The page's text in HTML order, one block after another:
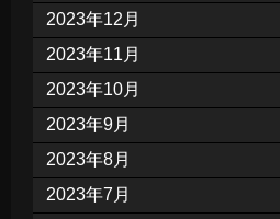
2023年12月
2023年11月
2023年10月
2023年9月
2023年8月
2023年7月